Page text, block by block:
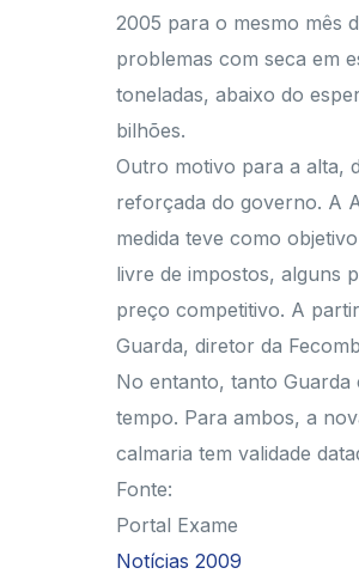
2005 para o mesmo mês
problemas com seca em
toneladas, abaixo do
bilhões.
Outro motivo para a alta,
reforçada do governo. A
medida teve como
livre de impostos, alguns
preço competitivo. A
Guarda, diretor da
No entanto, tanto
tempo. Para ambos, a
calmaria tem validade
Fonte:
Portal Exame
Notícias 2009